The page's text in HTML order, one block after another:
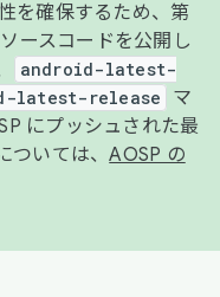
を確保するため、第
ースコードを公開し
android-latest-
latest-release
マ
にプッシュされた最
ついては、AOSP の